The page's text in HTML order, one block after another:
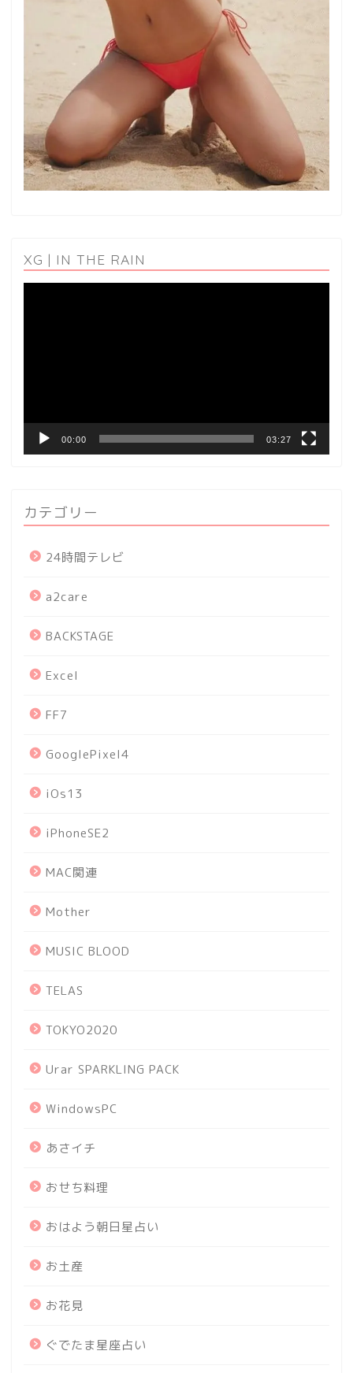
XG | IN THE RAIN
00:00 03:27
カテゴリー
24時間テレビ
a2care
BACKSTAGE
Excel
FF7
GooglePixel4
iOs13
iPhoneSE2
MAC関連
Mother
MUSIC BLOOD
TELAS
TOKYO2020
Urar SPARKLING PACK
WindowsPC
あさイチ
おせち料理
おはよう朝日星占い
お土産
お花見
ぐでたま星座占い